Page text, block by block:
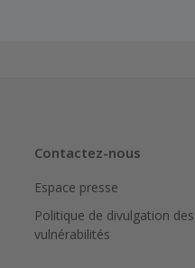
Contactez-nous
Espace presse
Politique de divulgation des
vulnérabilités